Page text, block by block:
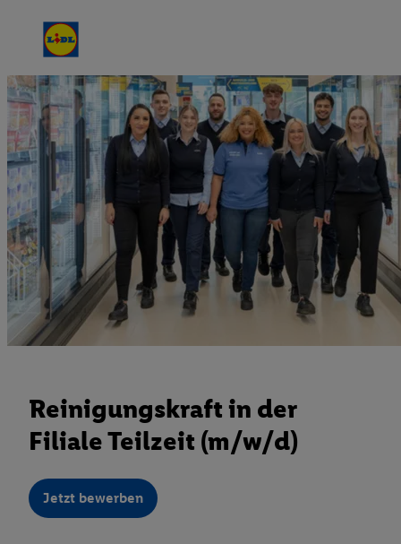
Reinigungskraft in der
Filiale Teilzeit (m/w/d)
Jetzt bewerben